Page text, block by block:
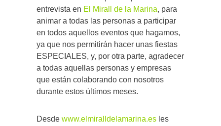
entrevista en El Mirall de la Marina, para
animar a todas las personas a participar
en todos aquellos eventos que hagamos,
ya que nos permitirán hacer unas fiestas
ESPECIALES, y, por otra parte, agradecer
a todas aquellas personas y empresas
que están colaborando con nosotros
durante estos últimos meses.
Desde www.elmiralldelamarina.es les